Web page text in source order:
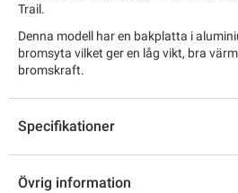
Trail.
Denna modell har en bakplatta i
bromsyta vilket ger en låg vikt, bra
bromskraft.
Specifikationer
Övrig information